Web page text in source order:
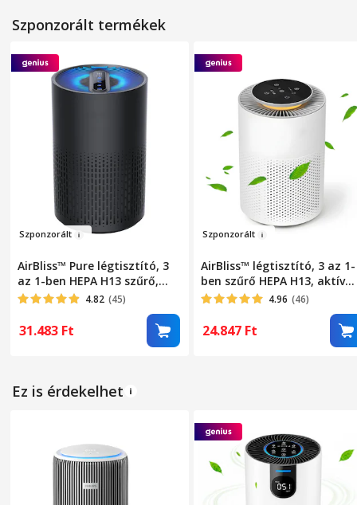
Szponzorált termékek
Szponzorált
AirBliss™ Pure légtisztító, 3
az 1-ben HEPA H13 szűrő,
aktív szén, előszűrő,
antibakteriális, ózonmentes,
órás időzítő, hordozható,
csendes, fekete
4.82 (45)
31.483 Ft
Szponzorált
AirBliss™ légtisztító, 3 az 1-
ben szűrő HEPA H13, aktív
szén, előszűrő, por elleni,
hangulatvilágítás,
érintőképernyő, 3
4.96 (46)
24.847 Ft
Ez is érdekelhet